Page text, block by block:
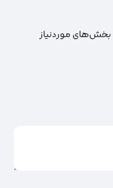
بخش‌های موردنیاز